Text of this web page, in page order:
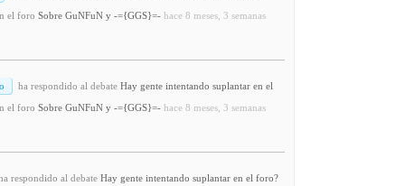
el foro Sobre GuNFuN y -={GGS}=- hace 8 meses, 3 semanas
ha respondido al debate Hay gente intentando suplantar en el
el foro Sobre GuNFuN y -={GGS}=- hace 8 meses, 3 semanas
respondido al debate Hay gente intentando suplantar en el foro?